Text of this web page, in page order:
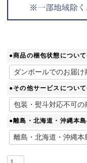
●商品の梱包状態について
●その他サービスについて
●離島・北海道・沖縄本